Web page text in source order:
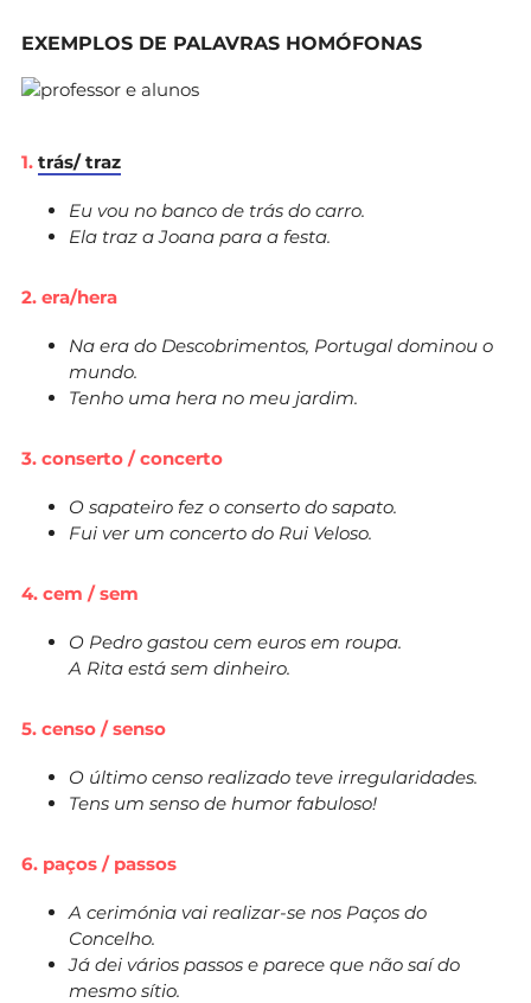
EXEMPLOS DE PALAVRAS HOMÓFONAS
1. trás/ traz
Eu vou no banco de trás do carro.
Ela traz a Joana para a festa.
2. era/hera
Na era do Descobrimentos, Portugal dominou o
mundo.
Tenho uma hera no meu jardim.
3. conserto / concerto
O sapateiro fez o conserto do sapato.
Fui ver um concerto do Rui Veloso.
4. cem / sem
O Pedro gastou cem euros em roupa.
A Rita está sem dinheiro.
5. censo / senso
O último censo realizado teve irregularidades.
Tens um senso de humor fabuloso!
6. paços / passos
A cerimónia vai realizar-se nos Paços do
Concelho.
Já dei vários passos e parece que não saí do
mesmo sítio.